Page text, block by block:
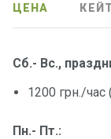
ЦЕНА
Сб.- Вс.,
1200 грн./час
Пн.- Пт.:
Контакт